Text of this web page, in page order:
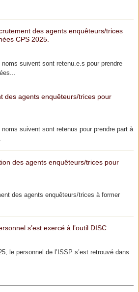
des agents enquêteurs/trices
CPS 2025.
suivent sont retenu.e.s pour prendre
des agents enquêteurs/trices pour
suivent sont retenus pour prendre part à
des agents enquêteurs/trices pour
des agents enquêteurs/trices à former
s’est exercé à l’outil DISC
le personnel de l’ISSP s’est retrouvé dans